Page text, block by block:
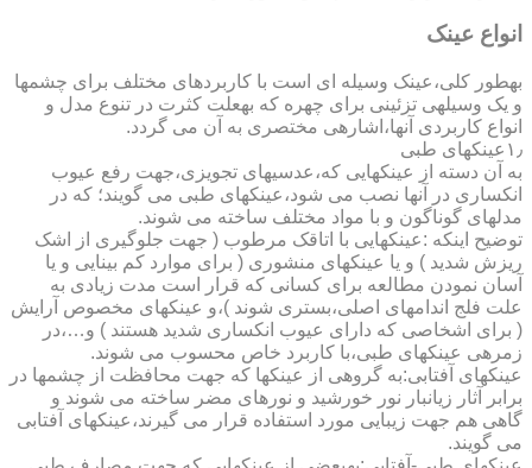
انواع عینک
به­طور کلی،عینک وسیله ای است با کاربردهای مختلف برای چشمها
و یک وسیله­ی تزئینی برای چهره که به­علت کثرت در تنوع مدل و
انواع کاربردی آنها،اشاره­ی مختصری به آن می گردد.
۱٫عینکهای طبی
به آن دسته از عینکهایی که،عدسیهای تجویزی،جهت رفع عیوب
انکساری در آنها نصب می شود،عینکهای طبی می گویند؛ که در
مدلهای گوناگون و با مواد مختلف ساخته می شوند.
توضیح اینکه :عینکهایی با اتاقک مرطوب ( جهت جلوگیری از اشک
ریزش شدید ) و یا عینکهای منشوری ( برای موارد کم بینایی و یا
آسان نمودن مطالعه برای کسانی که قرار است مدت زیادی به
علت فلج اندامهای اصلی،بستری شوند )،و عینکهای مخصوص آرایش
( برای اشخاصی که دارای عیوب انکساری شدید هستند ) و…،در
زمره­ی عینکهای طبی،با کاربرد خاص محسوب می شوند.
عینکهای آفتابی:به گروهی از عینکها که جهت محافظت از چشمها در
برابر آثار زیانبار نور خورشید و نورهای مضر ساخته می شوند و
گاهی هم جهت زیبایی مورد استفاده قرار می گیرند،عینکهای آفتابی
می گویند.